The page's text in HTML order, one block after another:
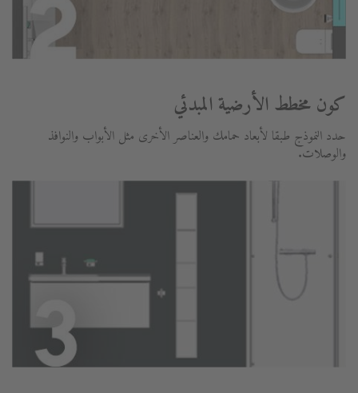
كون مخطط الأرضية المبدئي
حدد النموذج طبقا لأبعاد حمامك والعناصر الأخرى مثل الأبواب والنوافذ
والوصلات.